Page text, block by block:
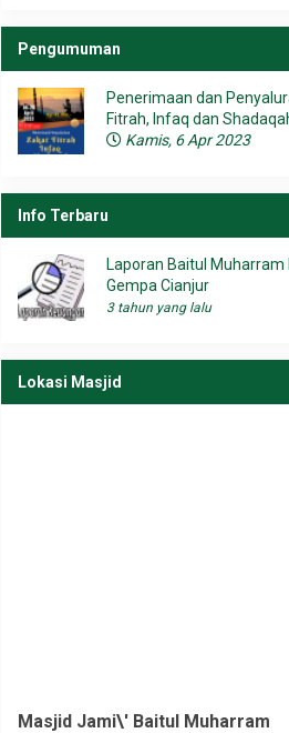
Pengumuman
Penerimaan dan
Fitrah, Infaq dan
Kamis, 6 Apr 2023
Info Terbaru
Laporan Baitul Muharram
Gempa Cianjur
3 tahun yang lalu
Lokasi Masjid
Masjid Jami\' Baitul Muharram